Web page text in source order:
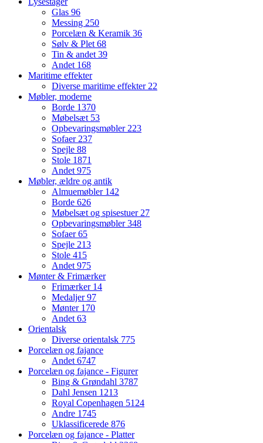
Glas 96
Messing 250
Porcelæn & Keramik 36
Sølv & Plet68
Tin & andet39
Andet 168
Maritime effekter
Diverse maritime effekter22
Møbler, moderne
Borde 1370
Møbelsæt 53
Opbevaringsmøbler223
Sofaer237
Spejle 88
Stole 1871
Andet975
Møbler, ældre og antik
Almuemøbler 142
Borde 626
Møbelsæt og spisestuer27
Opbevaringsmøbler348
Sofaer65
Spejle 213
Stole 415
Andet975
Mønter & Frimærker
Frimærker 14
Medaljer97
Mønter 170
Andet63
Orientalsk
Diverse orientalsk 775
Porcelæn og fajance
Andet6747
Porcelæn og fajance - Figurer
Bing & Grøndahl 3787
Dahl Jensen 1213
Royal Copenhagen 5124
Andre 1745
Uklassificerede 876
Porcelæn og fajance - Platter